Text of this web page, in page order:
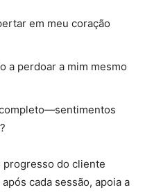
em meu coração
a perdoar a mim mesmo
progresso do cliente
cada sessão, apoia a